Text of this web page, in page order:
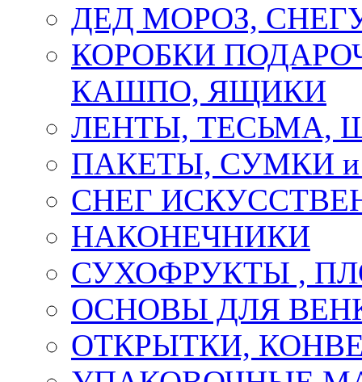
ДЕД МОРОЗ,
КОРОБКИ
КАШПО, ЯЩИКИ
ЛЕНТЫ, ТЕСЬМА,
ПАКЕТЫ, СУМКИ
СНЕГ
НАКОНЕЧНИКИ
СУХОФРУКТЫ ,
ОСНОВЫ ДЛЯ
ОТКРЫТКИ,